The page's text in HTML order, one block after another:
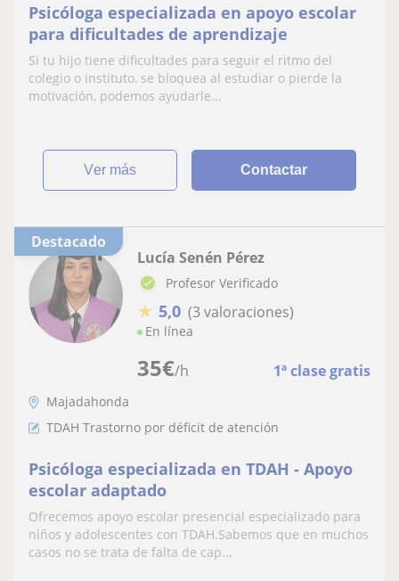
Psicóloga especializada en apoyo escolar
para dificultades de aprendizaje
Si tu hijo tiene dificultades para seguir el ritmo del
colegio o instituto, se bloquea al estudiar o pierde la
motivación, podemos ayudarle...
ver más Contactar
Destacado
35€/h 1ª clase gratis
Lucía Senén Pérez
Profesor Verificado
★ 5,0 (3 valoraciones)
En línea
Majadahonda
TDAH Trastorno por déficit de atención
Psicóloga especializada en TDAH - Apoyo
escolar adaptado
Ofrecemos apoyo escolar presencial especializado para
niños y adolescentes con TDAH.Sabemos que en muchos
casos no se trata de falta de cap...